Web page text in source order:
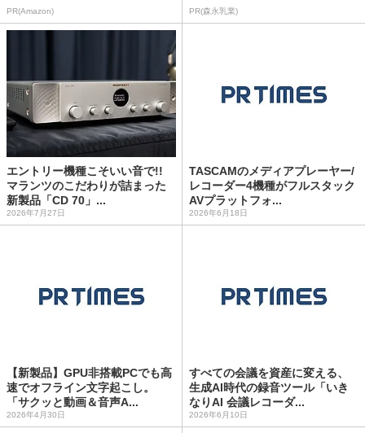
PR(Amazon) PR(森永乳業)
エントリー機種こそいい音で!!
マランツのこだわりが詰まった
新製品「CD 70」...
2026年7月27日
TASCAMのメディアプレーヤー/
レコーダー4機種がフルスタック
AVプラットフォ...
2026年6月18日
【新製品】GPU非搭載PCでも高
速でオフライン文字起こし。
「サクッと動画＆音声A...
2026年4月30日
すべての会議を資産に変える、
生成AI時代の録音ツール「いき
なりAI 会議レコーダ...
2026年6月10日